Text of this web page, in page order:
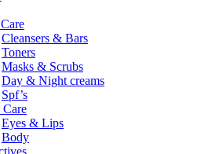
Cleansers & Bars
Toners
Masks & Scrubs
Day & Night creams
Spf’s
Care
Eyes & Lips
Body